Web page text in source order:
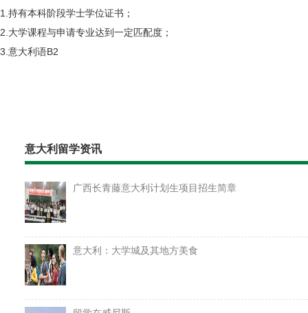
1.持有本科阶段学士学位证书；
2.大学课程与申请专业达到一定匹配度；
3.意大利语B2
意大利留学资讯
广西长青藤意大利计划生项目招生简章
意大利：大学城及其地方美食